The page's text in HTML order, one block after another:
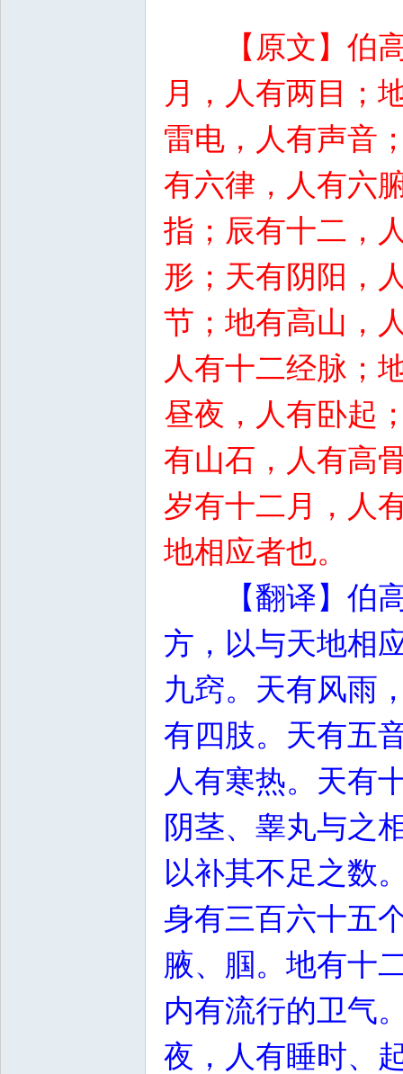
【原文】伯
月，人有两目；
雷电，人有声音
有六律，人有六
指；辰有十二，
形；天有阴阳，
节；地有高山，
人有十二经脉；
昼夜，人有卧起
有山石，人有高
岁有十二月，人
地相应者也。
【翻译】伯
方，以与天地相
九窍。天有风雨
有四肢。天有五
人有寒热。天有
阴茎、睾丸与之
以补其不足之数
身有三百六十五
腋、腘。地有十
内有流行的卫气
夜，人有睡时、